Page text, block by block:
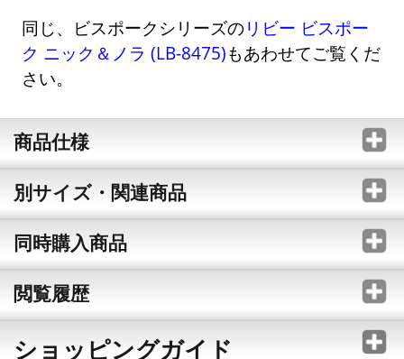
同じ、ビスポークシリーズのリビー ビスポー
ク ニック＆ノラ (LB-8475)もあわせてご覧くだ
さい。
商品仕様
別サイズ・関連商品
同時購入商品
閲覧履歴
ショッピングガイド